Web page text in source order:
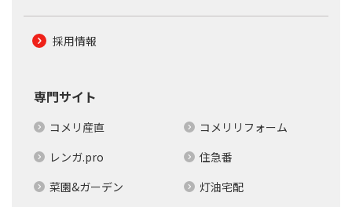
採用情報
専門サイト
コメリ産直
コメリリフォーム
レンガ.pro
住急番
菜園&ガーデン
灯油宅配